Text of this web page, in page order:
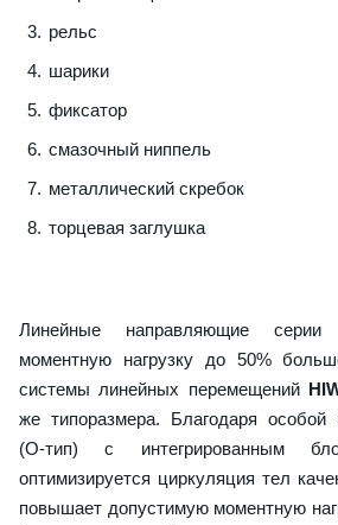
рельс
шарики
фиксатор
смазочный ниппель
металлический скребок
торцевая заглушка
Линейные направляющие серии
моментную нагрузку до 50%
системы линейных перемещений
же типоразмера. Благодаря особой
(О-тип) с интегрированным
оптимизируется циркуляция тел
повышает допустимую моментную